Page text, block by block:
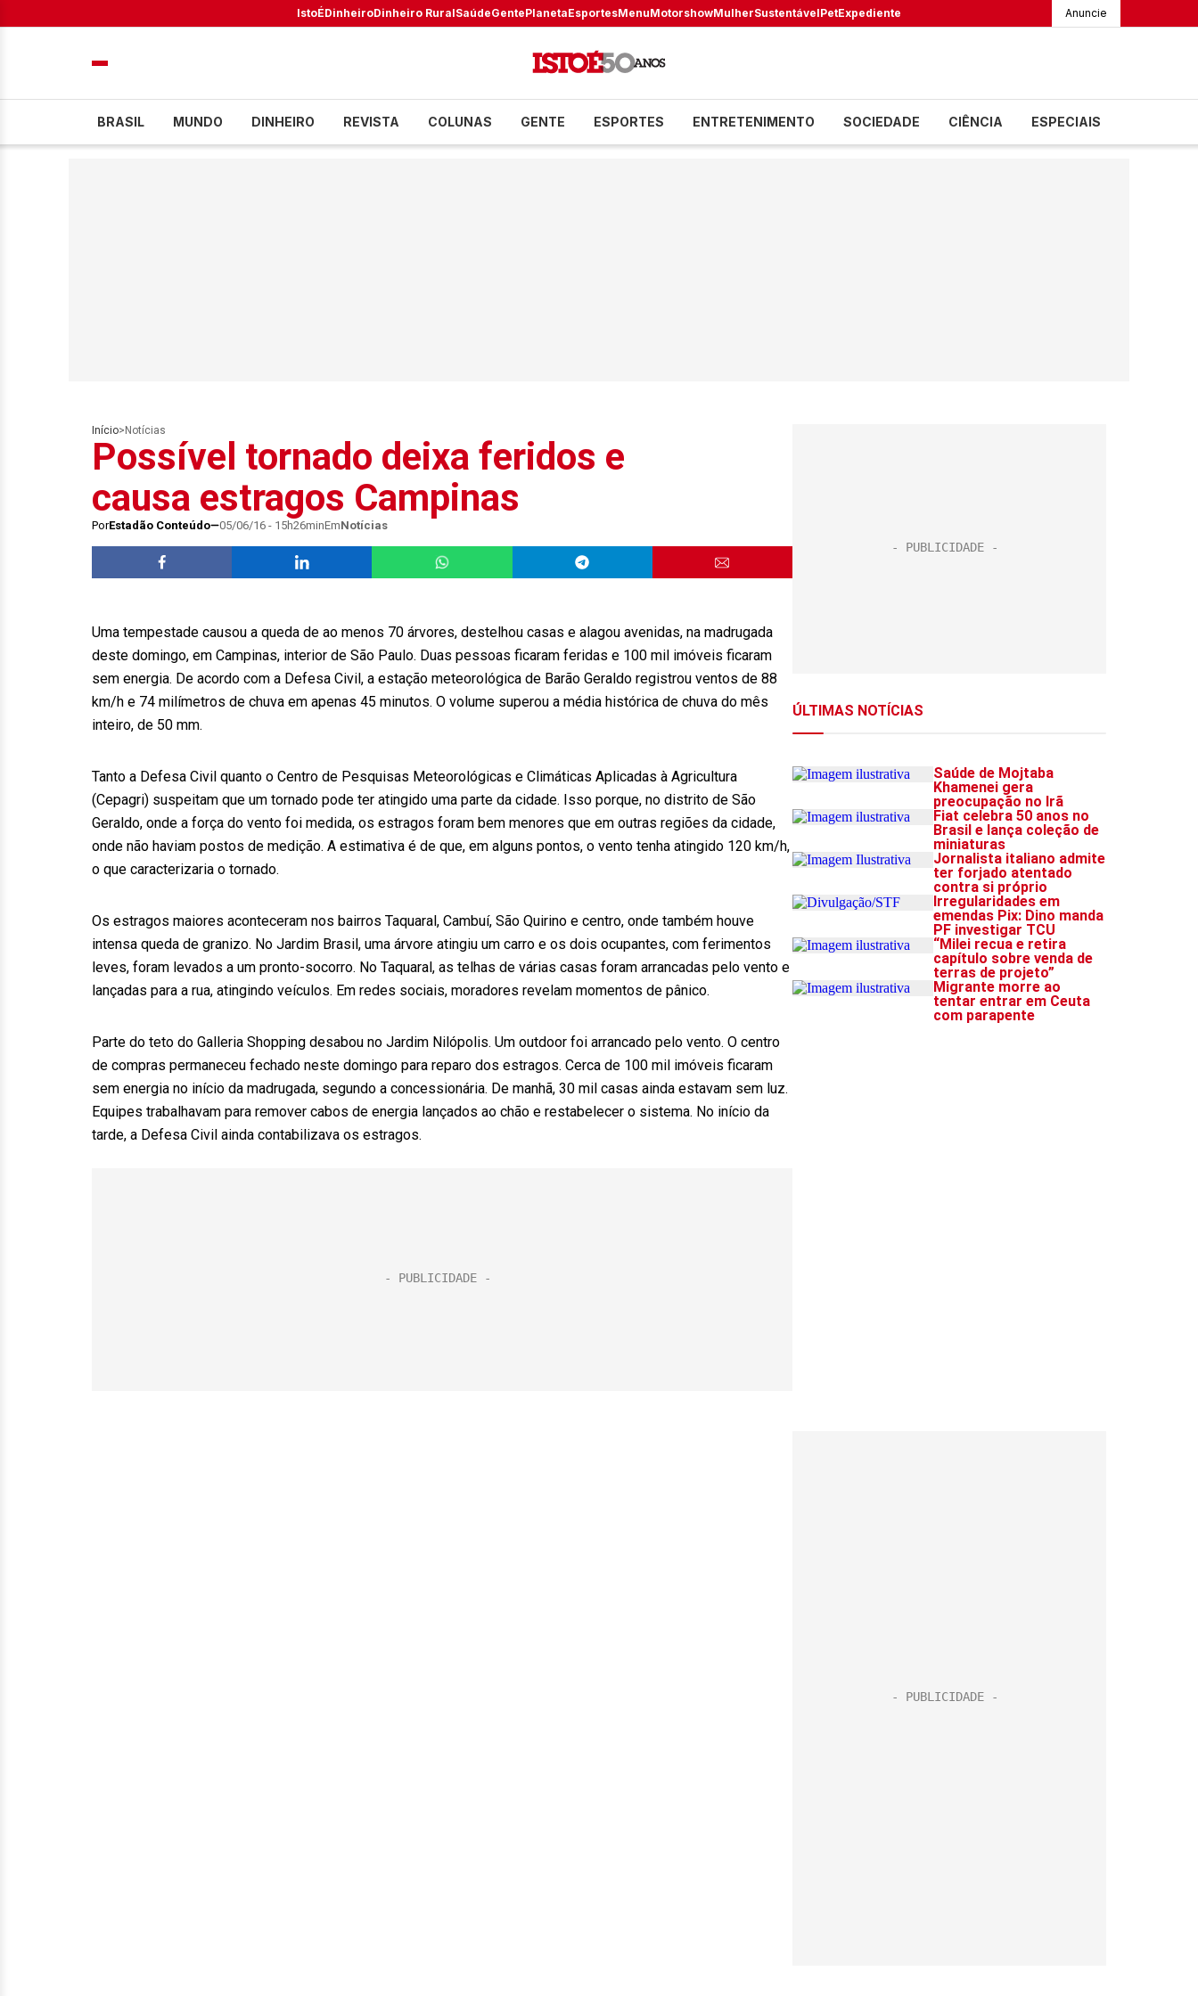
IstoÉDinheiroDinheiro RuralSaúdeGentePlanetaEsportesMenuMotorshowMulherSustentávelPetExpediente Anuncie
BRASIL MUNDO DINHEIRO REVISTA COLUNAS GENTE ESPORTES ENTRETENIMENTO SOCIEDADE CIÊNCIA ESPECIAIS
Início> Notícias
Possível tornado deixa feridos e
causa estragos Campinas
PorEstadão Conteúdo 05/06/16 - 15h26minEmNotícias
Uma tempestade causou a queda de ao menos 70 árvores, destelhou casas e alagou avenidas, na madrugada
deste domingo, em Campinas, interior de São Paulo. Duas pessoas ficaram feridas e 100 mil imóveis ficaram
sem energia. De acordo com a Defesa Civil, a estação meteorológica de Barão Geraldo registrou ventos de 88
km/h e 74 milímetros de chuva em apenas 45 minutos. O volume superou a média histórica de chuva do mês
inteiro, de 50 mm.
Tanto a Defesa Civil quanto o Centro de Pesquisas Meteorológicas e Climáticas Aplicadas à Agricultura
(Cepagri) suspeitam que um tornado pode ter atingido uma parte da cidade. Isso porque, no distrito de São
Geraldo, onde a força do vento foi medida, os estragos foram bem menores que em outras regiões da cidade,
onde não haviam postos de medição. A estimativa é de que, em alguns pontos, o vento tenha atingido 120 km/h,
o que caracterizaria o tornado.
Os estragos maiores aconteceram nos bairros Taquaral, Cambuí, São Quirino e centro, onde também houve
intensa queda de granizo. No Jardim Brasil, uma árvore atingiu um carro e os dois ocupantes, com ferimentos
leves, foram levados a um pronto-socorro. No Taquaral, as telhas de várias casas foram arrancadas pelo vento e
lançadas para a rua, atingindo veículos. Em redes sociais, moradores revelam momentos de pânico.
Parte do teto do Galleria Shopping desabou no Jardim Nilópolis. Um outdoor foi arrancado pelo vento. O centro
de compras permaneceu fechado neste domingo para reparo dos estragos. Cerca de 100 mil imóveis ficaram
sem energia no início da madrugada, segundo a concessionária. De manhã, 30 mil casas ainda estavam sem luz.
Equipes trabalhavam para remover cabos de energia lançados ao chão e restabelecer o sistema. No início da
tarde, a Defesa Civil ainda contabilizava os estragos.